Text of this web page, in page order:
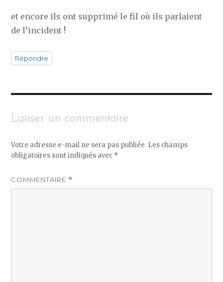
et encore ils ont supprimé le fil où ils parlaient
de l’incident !
Répondre
Laisser un commentaire
Votre adresse e-mail ne sera pas publiée. Les champs
obligatoires sont indiqués avec *
COMMENTAIRE *